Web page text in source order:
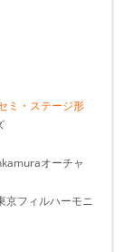
ミ・ステージ形
オーチャ
京フィルハーモニ